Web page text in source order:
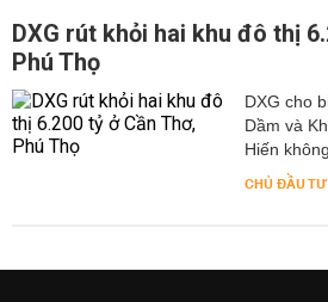
DXG rút khỏi hai khu đô thị
Phú Thọ
DXG cho
Dầm và
Hiến
CHỦ ĐẦU TƯ